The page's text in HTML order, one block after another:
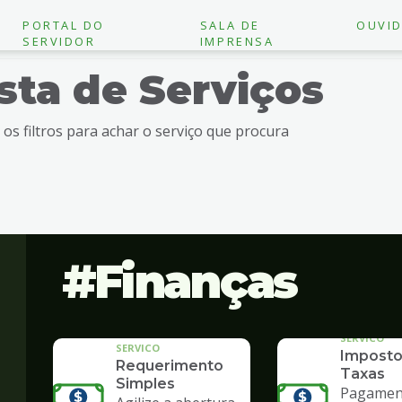
PORTAL DO
SERVIDOR
SALA DE
IMPRENSA
de Serviços
os filtros para achar o serviço que procura
Finanças
SERVICO
Requerimento
Simples
SERVICO
Taxas